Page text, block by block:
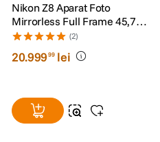
Nikon Z8 Aparat Foto
Mirrorless Full Frame 45,7
Mpx Body Negru
(2)
20.99999 lei